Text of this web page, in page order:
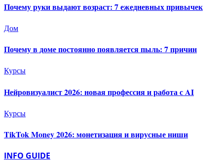
Почему руки выдают возраст: 7 ежедневных привычек
Дом
Почему в доме постоянно появляется пыль: 7 причин
Курсы
Нейровизуалист 2026: новая профессия и работа с AI
Курсы
TikTok Money 2026: монетизация и вирусные ниши
INFO GUIDE